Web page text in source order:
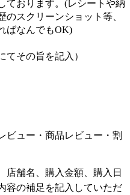
ております。(レシートや納
スクリーンショット等、
ばなんでもOK)
てその旨を記入）
ビュー・商品レビュー・割
舗名、購入金額、購入日
容の補足を記入していただ